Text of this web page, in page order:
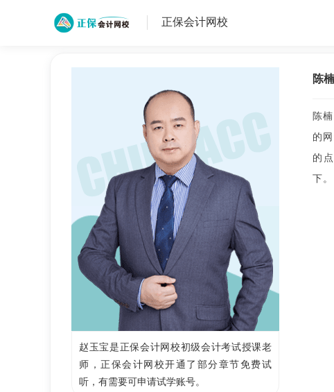
正保会计网校
陈
陈
的
的
下。
赵玉宝是正保会计网校初级会计考试授课老
师，正保会计网校开通了部分章节免费试
听，有需要可申请试学账号。